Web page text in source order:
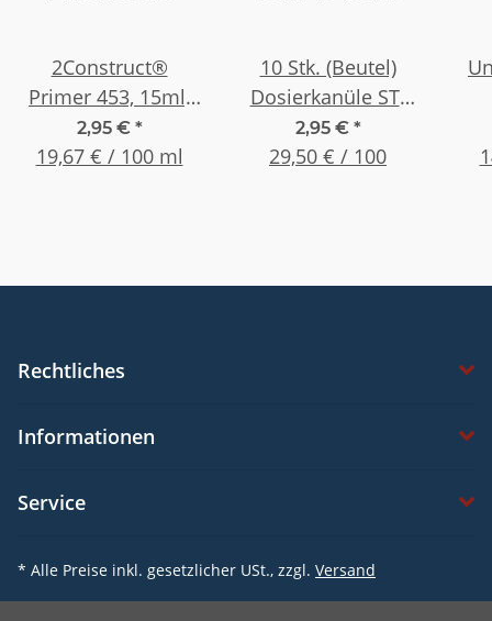
2Construct®
Primer 453, 15ml,
Pinselflasche
2,95 € *
19,67 € / 100 ml
10 Stk. (Beutel)
Dosierkanüle ST-
Bend 45°, Gr. 27G
1" (25,4mm)
2,95 € *
29,50 € / 100
Rechtliches
Informationen
Service
* Alle Preise inkl. gesetzlicher USt., zzgl. Versand